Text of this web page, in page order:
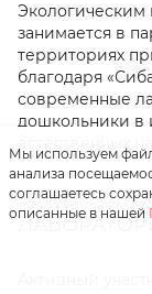
Экологическим
занимается в
территориях
благодаря
современные
дошкольники в
естественных
Активный
Мы используем
анализа
соглашаетесь
описанные в нашей
соглашаетесь
«положением